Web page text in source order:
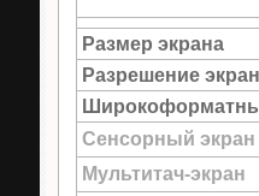
Размер экрана
Разрешение
Сенсорный экран
Мультитач-экран